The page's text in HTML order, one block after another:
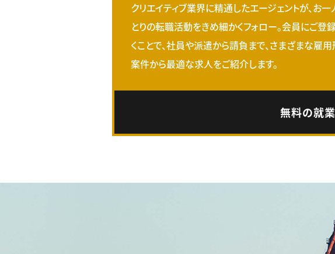
クリエイティブ業界に精通したエージェントが、お
とりの転職活動をきめ細かくフォロー。会員にご登
くことで、社員や派遣から請負まで、さまざまな雇
案件から最適な求人をご紹介します。
無料の就